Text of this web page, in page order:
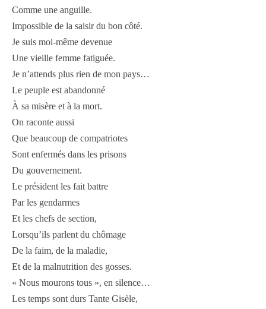
Comme une anguille.
Impossible de la saisir du bon côté.
Je suis moi-même devenue
Une vieille femme fatiguée.
Je n’attends plus rien de mon pays…
Le peuple est abandonné
À sa misère et à la mort.
On raconte aussi
Que beaucoup de compatriotes
Sont enfermés dans les prisons
Du gouvernement.
Le président les fait battre
Par les gendarmes
Et les chefs de section,
Lorsqu’ils parlent du chômage
De la faim, de la maladie,
Et de la malnutrition des gosses.
« Nous mourons tous », en silence…
Les temps sont durs Tante Gisèle,